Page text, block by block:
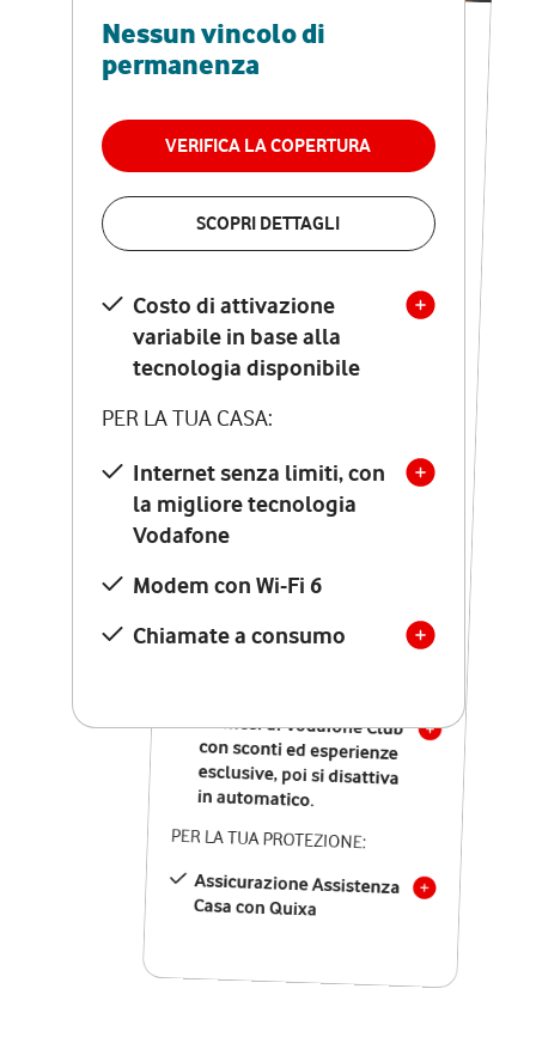
Nessun vincolo di
permanenza
VERIFICA LA COPERTURA
SCOPRI DETTAGLI
Costo di attivazione
variabile in base alla
tecnologia disponibile
PER LA TUA CASA:
Internet senza limiti, con
la migliore tecnologia
Vodafone
Modem con Wi-Fi 6
Chiamate a consumo
RETE FISSA + VODAFONE CLUB
29,95€
permanenza
VERIFICA LA COPERTURA
Costo di attivazione
variabile in base alla
tecnologia disponibile
PER LA TUA CASA:
Internet senza limiti, con
la migliore tecnologia
Vodafone
Modem Seven con Wi-Fi 7
Chiamate illimitate verso
numeri fissi e mobili
nazionali
12 mesi di Vodafone Club
con sconti ed esperienze
esclusive, poi si disattiva
in automatico.
PER LA TUA PROTEZIONE:
Assicurazione Assistenza
Casa con Quixa